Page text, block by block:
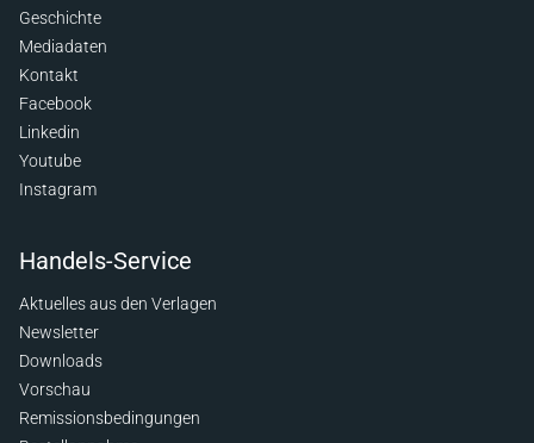
Geschichte
Mediadaten
Kontakt
Facebook
Linkedin
Youtube
Instagram
Handels-Service
Aktuelles aus den Verlagen
Newsletter
Downloads
Vorschau
Remissionsbedingungen